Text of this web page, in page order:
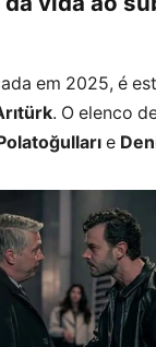
em 2025, é
. O elenco
e